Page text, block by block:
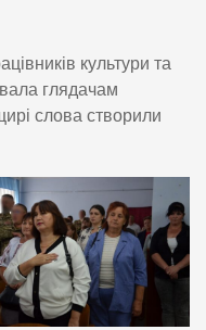
культури та
глядачам
слова створили